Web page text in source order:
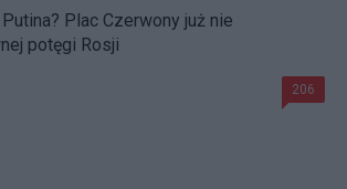
Plac Czerwony już nie
potęgi Rosji
206